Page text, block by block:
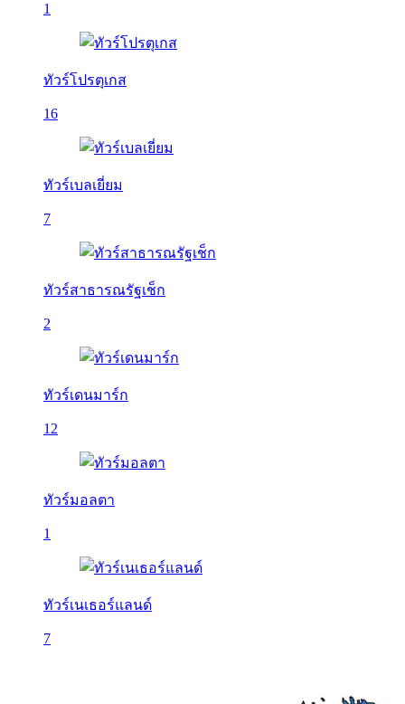
1
ทัวร์โปรตุเกส
16
ทัวร์เบลเยี่ยม
7
ทัวร์สาธารณรัฐเช็ก
2
ทัวร์เดนมาร์ก
12
ทัวร์มอลตา
1
ทัวร์เนเธอร์แลนด์
7